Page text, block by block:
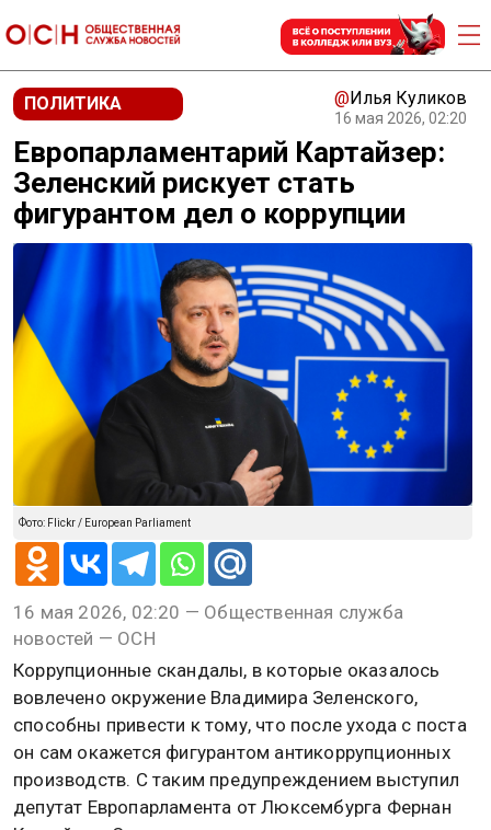
ПОЛИТИКА @Илья Куликов
16 мая 2026, 02:20
Европарламентарий Картайзер:
Зеленский рискует стать
фигурантом дел о коррупции
Фото: Flickr / European Parliament
16 мая 2026, 02:20 — Общественная служба
новостей — ОСН
Коррупционные скандалы, в которые оказалось
вовлечено окружение Владимира Зеленского,
способны привести к тому, что после ухода с поста
он сам окажется фигурантом антикоррупционных
производств. С таким предупреждением выступил
депутат Европарламента от Люксембурга Фернан